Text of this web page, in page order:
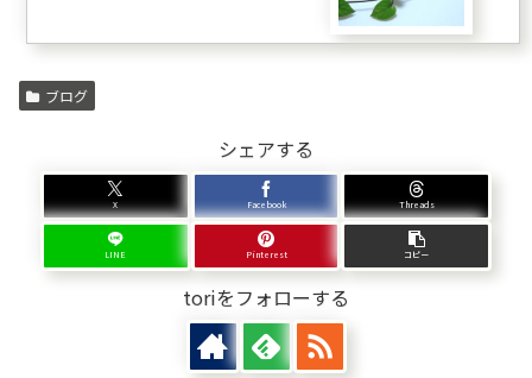
ブログ
シェアする
X Facebook Threads
LINE Pinterest コピー
toriをフォローする